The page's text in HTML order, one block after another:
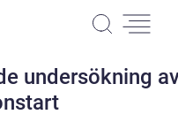
undersökning